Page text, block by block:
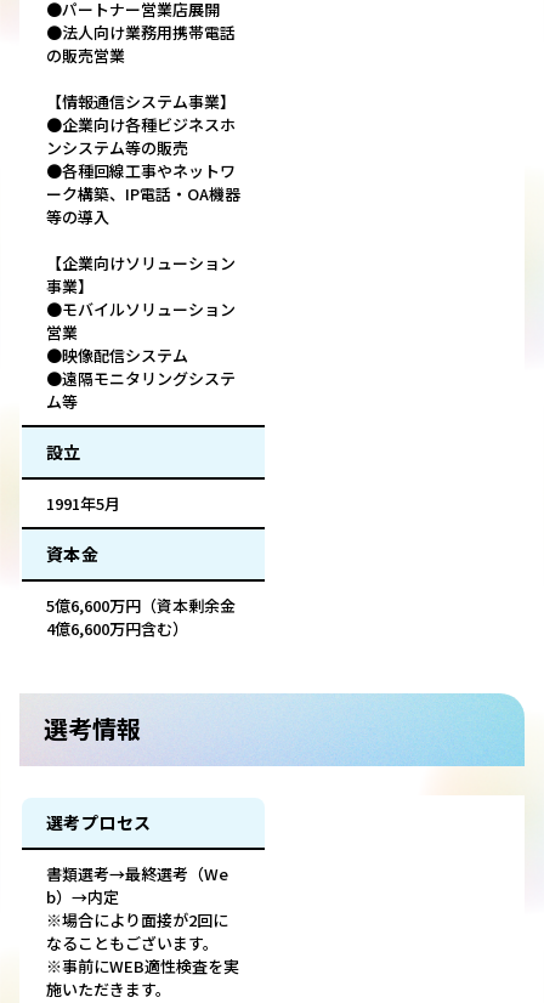
●パートナー営業店展開
●法人向け業務用携帯電話
の販売営業
【情報通信システム事業】
●企業向け各種ビジネスホ
ンシステム等の販売
●各種回線工事やネットワ
ーク構築、IP電話・OA機器
等の導入
【企業向けソリューション
事業】
●モバイルソリューション
営業
●映像配信システム
●遠隔モニタリングシステ
ム等
設立
1991年5月
資本金
5億6,600万円（資本剰余金
4億6,600万円含む）
選考情報
選考プロセス
書類選考→最終選考（We
b）→内定
※場合により面接が2回に
なることもございます。
※事前にWEB適性検査を実
施いただきます。